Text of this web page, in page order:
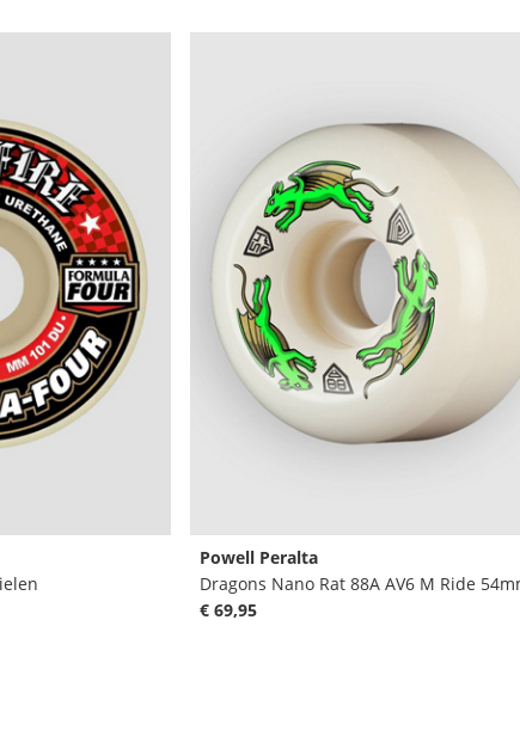
Powell Peralta
€ 69,95